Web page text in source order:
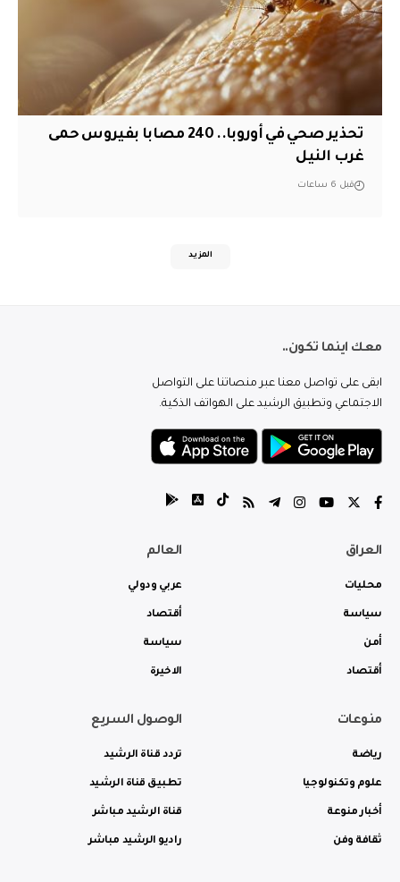
تحذير صحي في أوروبا.. 240 مصابا بفيروس حمى
غرب النيل
قبل 6 ساعات
المزيد
معك اينما تكون..
ابقى على تواصل معنا عبر منصاتنا على التواصل
الاجتماعي وتطبيق الرشيد على الهواتف الذكية.
العراق
محليات
سياسة
أمن
أقتصاد
العالم
عربي ودولي
أقتصاد
سياسة
الاخيرة
منوعات
رياضة
علوم وتكنولوجيا
أخبار منوعة
ثقافة وفن
الوصول السريع
تردد قناة الرشيد
تطبيق قناة الرشيد
قناة الرشيد مباشر
راديو الرشيد مباشر